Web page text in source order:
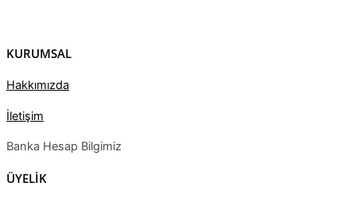
KURUMSAL
Hakkımızda
İletişim
Banka Hesap Bilgimiz
ÜYELİK